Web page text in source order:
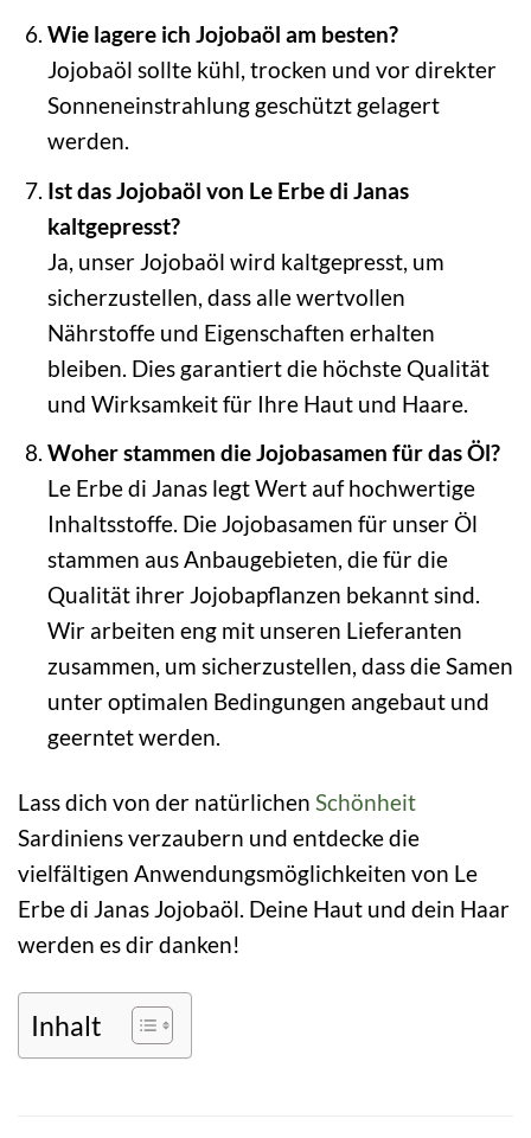
Wie lagere ich Jojobaöl am besten?
Jojobaöl sollte kühl, trocken und vor direkter
Sonneneinstrahlung geschützt gelagert
werden.
Ist das Jojobaöl von Le Erbe di Janas
kaltgepresst?
Ja, unser Jojobaöl wird kaltgepresst, um
sicherzustellen, dass alle wertvollen
Nährstoffe und Eigenschaften erhalten
bleiben. Dies garantiert die höchste Qualität
und Wirksamkeit für Ihre Haut und Haare.
Woher stammen die Jojobasamen für das Öl?
Le Erbe di Janas legt Wert auf hochwertige
Inhaltsstoffe. Die Jojobasamen für unser Öl
stammen aus Anbaugebieten, die für die
Qualität ihrer Jojobapflanzen bekannt sind.
Wir arbeiten eng mit unseren Lieferanten
zusammen, um sicherzustellen, dass die Samen
unter optimalen Bedingungen angebaut und
geerntet werden.
Lass dich von der natürlichen Schönheit
Sardiniens verzaubern und entdecke die
vielfältigen Anwendungsmöglichkeiten von Le
Erbe di Janas Jojobaöl. Deine Haut und dein Haar
werden es dir danken!
Inhalt